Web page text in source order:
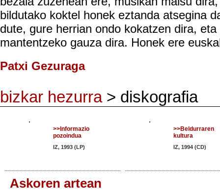
bildutako koktel honek eztanda atsegina
dute, gure herrian ondo kokatzen dira,
mantentzeko gauza dira. Honek ere
Patxi Gezuraga
bizkar hezurra> diskografia
>>Informazio
pozoindua
IZ, 1993 (LP)
>>Beldurraren
kultura
IZ, 1994 (CD)
Askoren artean